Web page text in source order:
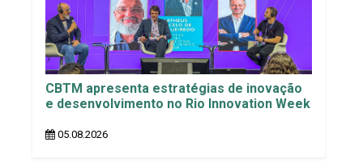
CBTM apresenta estratégias de inovação
e desenvolvimento no Rio Innovation Week
05.08.2026